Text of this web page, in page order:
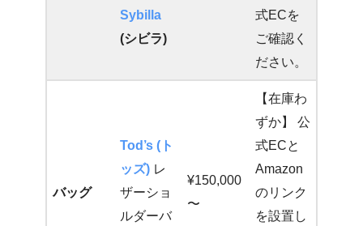
Sybilla
(シビラ)
式ECを
ご確認く
ださい。
バッグ
Tod’s (ト
ッズ) レ
ザーショ
ルダーバ
¥150,000
〜
【在庫わ
ずか】 公
式ECと
Amazon
のリンク
を設置し